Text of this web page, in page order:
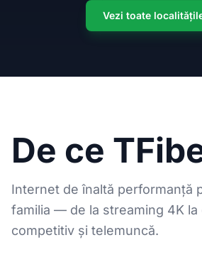
Vezi toate
De ce
Internet de înaltă performanță
familia — de la streaming 4K la
competitiv și telemuncă.